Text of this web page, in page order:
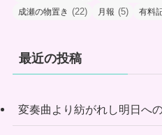
成瀬の物置き (22) 月報 (5) 有料
最近の投稿
変奏曲より紡がれし明日へ